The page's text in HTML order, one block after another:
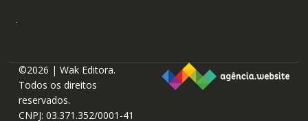
©2026 | Wak Editora.
Todos os direitos
reservados.
CNPJ: 03.371.352/0001-41